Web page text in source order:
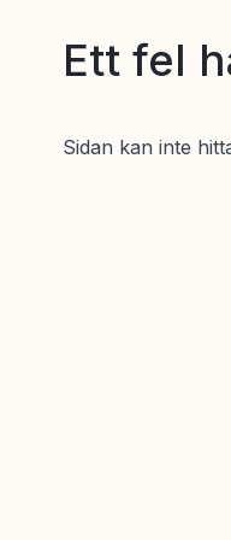
Ett fel
Sidan kan inte